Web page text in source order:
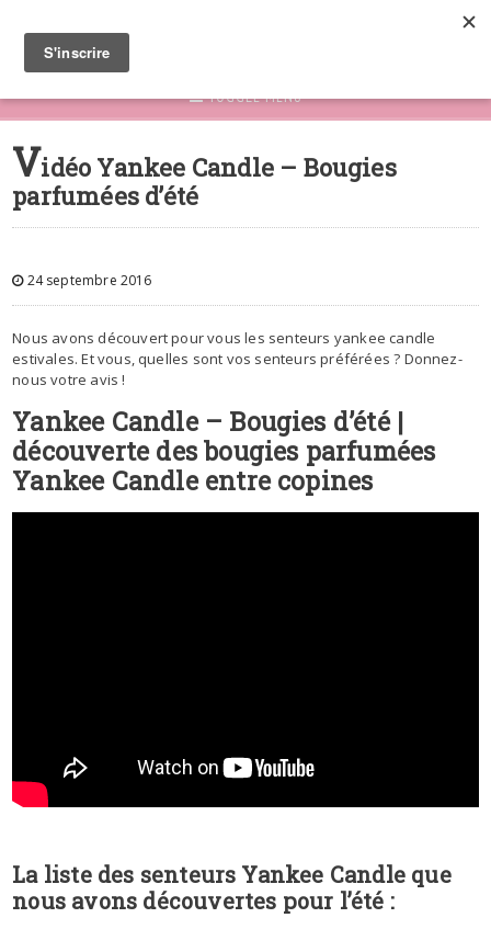
TOGGLE MENU
Vidéo Yankee Candle – Bougies
parfumées d’été
24 septembre 2016
Nous avons découvert pour vous les senteurs yankee candle
estivales. Et vous, quelles sont vos senteurs préférées ? Donnez-
nous votre avis !
Yankee Candle – Bougies d’été |
découverte des bougies parfumées
Yankee Candle entre copines
La liste des senteurs Yankee Candle que
nous avons découvertes pour l’été :